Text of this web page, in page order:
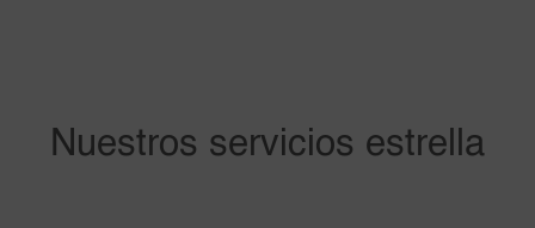
Nuestros servicios estrella